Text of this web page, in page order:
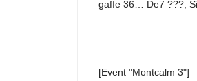
gaffe 36… De7 ???,
[Event "Montcalm 3"]